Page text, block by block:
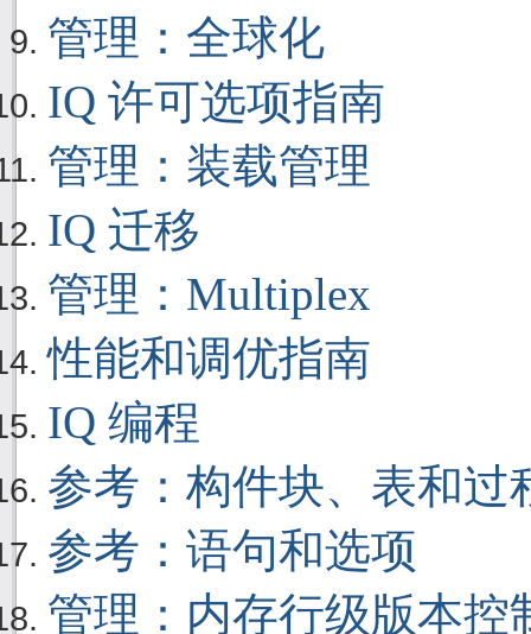
管理：全球化
IQ 许可选项指南
管理：装载管理
IQ 迁移
管理：Multiplex
性能和调优指南
IQ 编程
参考：构件块、表和过
参考：语句和选项
管理：内存行级版本控